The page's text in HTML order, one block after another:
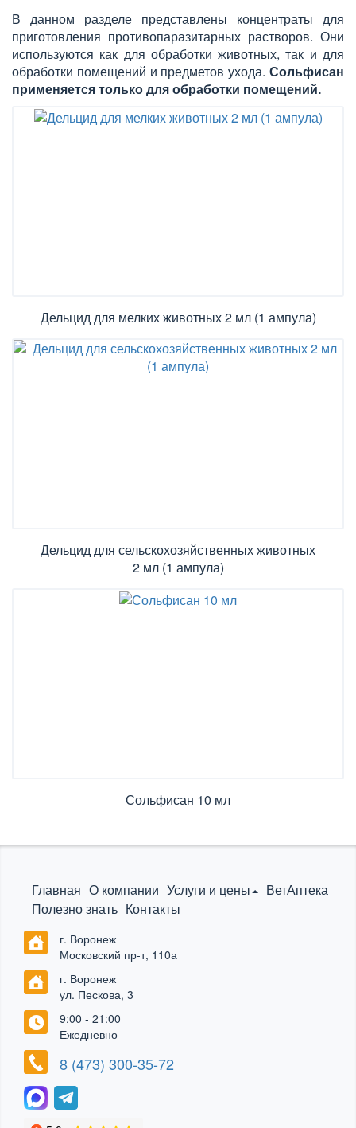
В данном разделе представлены концентраты для
приготовления противопаразитарных растворов. Они
используются как для обработки животных, так и для
обработки помещений и предметов ухода. Сольфисан
применяется только для обработки помещений.
Дельцид для мелких животных 2 мл (1 ампула)
Дельцид для сельскохозяйственных животных
2 мл (1 ампула)
Сольфисан 10 мл
Главная О компании Услуги и цены
ВетАптека
Полезно знать Контакты
г. Воронеж
Московский пр-т, 110а
г. Воронеж
ул. Пескова, 3
9:00 - 21:00
Ежедневно
8 (473) 300-35-72